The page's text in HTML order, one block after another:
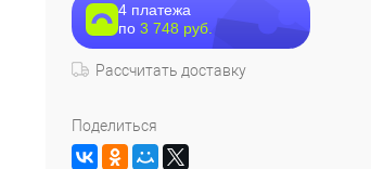
4 платежа
по 3 748 руб.
Рассчитать доставку
Поделиться